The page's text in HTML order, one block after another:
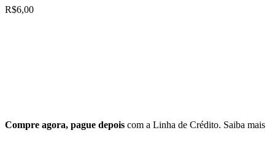
R$6,00
Compre agora, pague depois com a Linha de Crédito. Saiba mais